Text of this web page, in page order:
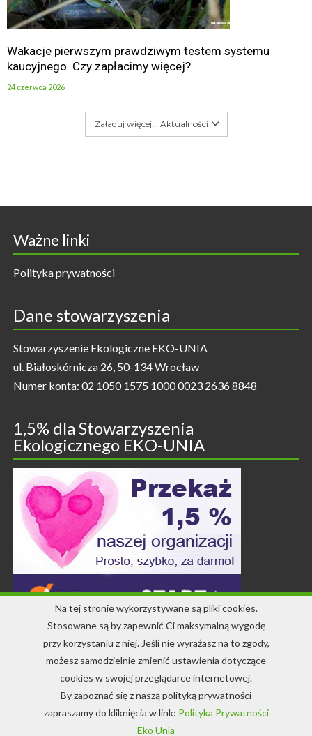
Wakacje pierwszym prawdziwym testem systemu
kaucyjnego. Czy zapłacimy więcej?
24 czerwca 2026
Załaduj więcej... Aktualności
Ważne linki
Polityka prywatności
Dane stowarzyszenia
Stowarzyszenie Ekologiczne EKO-UNIA
ul. Białoskórnicza 26, 50-134 Wrocław
Numer konta: 02 1050 1575 1000 0023 2636 8848
1,5% dla Stowarzyszenia
Ekologicznego EKO-UNIA
Kontakt
info-ekounia@eko.org.pl
Na tej stronie wykorzystywane są pliki cookies.
Stosowane są by zapewnić Ci maksymalną wygodę
przy korzystaniu z niej. Jeśli nie wyrażasz na to zgody,
możesz samodzielnie zmienić ustawienia dotyczące
cookies w swojej przeglądarce internetowej.
By zapoznać się z naszą polityką prywatności
zapraszamy do kliknięcia w link: Polityka Prywatności
Eko Unia